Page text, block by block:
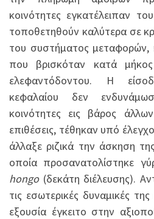
κοινότητες εγκατέλειπαν
τοποθετηθούν καλύτερα σε
του συστήματος μεταφορών,
που βρισκόταν κατά
ελεφαντόδοντου. Η
κεφαλαίου δεν
κοινότητες εις βάρος
επιθέσεις, τέθηκαν υπό
άλλαξε ριζικά την άσκηση
οποία προσανατολίστηκε
hongo(δεκάτη διέλευσης).
τις εσωτερικές δυναμικές
εξουσία έγκειτο στην